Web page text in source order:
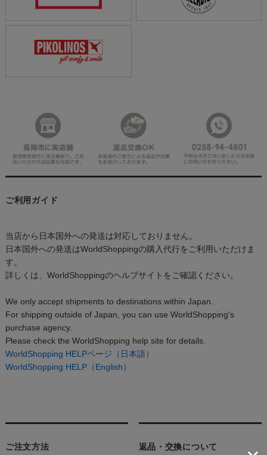
ご利用ガイド
当店から日本国外への発送は対応しておりません。
日本国外への発送はWorldShoppingの購入代行をご利用いただけま
す。
詳しくは、WorldShoppingのヘルプサイトをご確認ください。
We only accept shipments to destinations within Japan.
For shipping outside of Japan, you can use WorldShopping's
purchase agency.
Please check the WorldShopping help site for details.
WorldShopping HELPページ（日本語）
WorldShopping HELP（English）
ご注文方法 返品・交換について